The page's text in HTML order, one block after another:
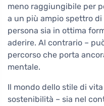
meno raggiungibile per
a un più ampio spettro
persona sia in ottima
aderire. Al contrario –
percorso che porta
mentale.
Il mondo dello stile di
sostenibilità – sia nel